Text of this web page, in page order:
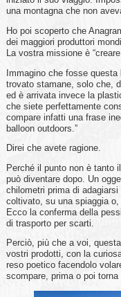
una montagna che non
Ho poi scoperto che
dei maggiori produttori
La vostra missione è
Immagino che fosse
trovato stamane, solo che,
ed è arrivata invece la
che siete perfettamente
compare infatti una frase
balloon outdoors.”
Direi che avete ragione.
Perché il punto non è tanto
può diventare dopo. Un
chilometri prima di
coltivato, su una spiaggia o,
Ecco la conferma della
di trasporto per scarti.
Perciò, più che a voi,
vostri prodotti, con la
reso poetico facendolo
scompare, prima o poi